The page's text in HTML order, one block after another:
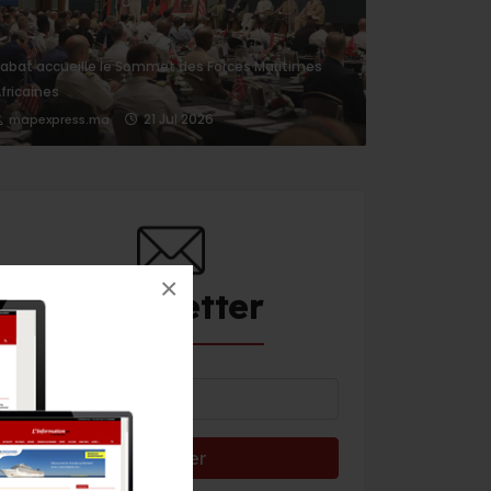
×
accueille le Sommet des Forces Maritimes
mapexpress.ma 21 Jul 2026
Newsletter